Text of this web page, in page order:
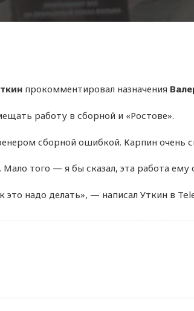
прокомментировал назначения
работу в сборной и «Ростове».
сборной ошибкой. Карпин
того — я бы сказал, эта работа ему
надо делать», — написал Уткин в